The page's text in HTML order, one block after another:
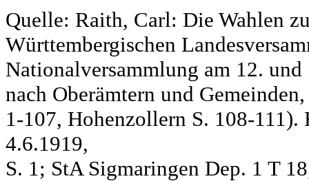
Quelle: Raith, Carl: Die Wahlen
Württembergischen
Nationalversammlung am 12. und
nach Oberämtern und
1-107, Hohenzollern S. 108-
4.6.1919,
S. 1; StA Sigmaringen Dep. 1 T